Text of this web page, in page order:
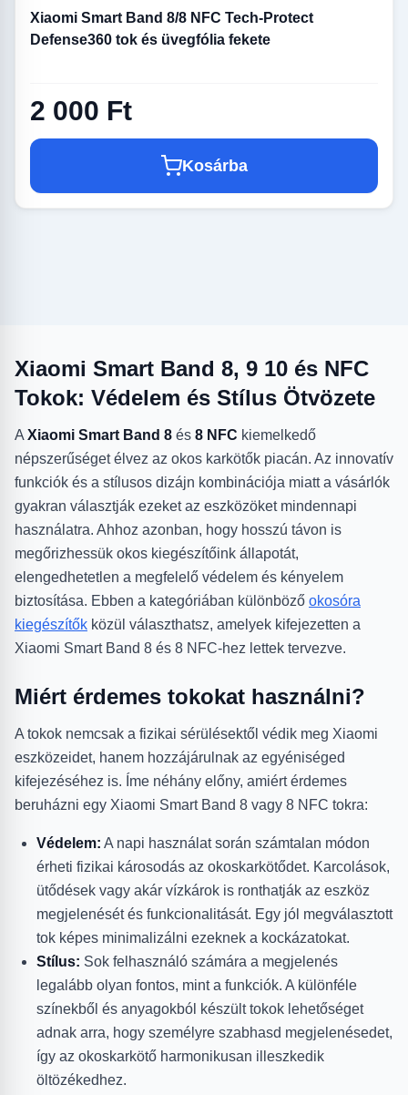
Xiaomi Smart Band 8/8 NFC Tech-Protect
Defense360 tok és üvegfólia fekete
2 000 Ft
Kosárba
Xiaomi Smart Band 8, 9 10 és NFC
Tokok: Védelem és Stílus Ötvözete
A Xiaomi Smart Band 8 és 8 NFC kiemelkedő
népszerűséget élvez az okos karkötők piacán. Az innovatív
funkciók és a stílusos dizájn kombinációja miatt a vásárlók
gyakran választják ezeket az eszközöket mindennapi
használatra. Ahhoz azonban, hogy hosszú távon is
megőrizhessük okos kiegészítőink állapotát,
elengedhetetlen a megfelelő védelem és kényelem
biztosítása. Ebben a kategóriában különböző okosóra
kiegészítők közül választhatsz, amelyek kifejezetten a
Xiaomi Smart Band 8 és 8 NFC-hez lettek tervezve.
Miért érdemes tokokat használni?
A tokok nemcsak a fizikai sérülésektől védik meg Xiaomi
eszközeidet, hanem hozzájárulnak az egyéniséged
kifejezéséhez is. Íme néhány előny, amiért érdemes
beruházni egy Xiaomi Smart Band 8 vagy 8 NFC tokra:
Védelem: A napi használat során számtalan módon
érheti fizikai károsodás az okoskarkötődet. Karcolások,
ütődések vagy akár vízkárok is ronthatják az eszköz
megjelenését és funkcionalitását. Egy jól megválasztott
tok képes minimalizálni ezeknek a kockázatokat.
Stílus: Sok felhasználó számára a megjelenés
legalább olyan fontos, mint a funkciók. A különféle
színekből és anyagokból készült tokok lehetőséget
adnak arra, hogy személyre szabhasd megjelenésedet,
így az okoskarkötő harmonikusan illeszkedik
öltözékedhez.